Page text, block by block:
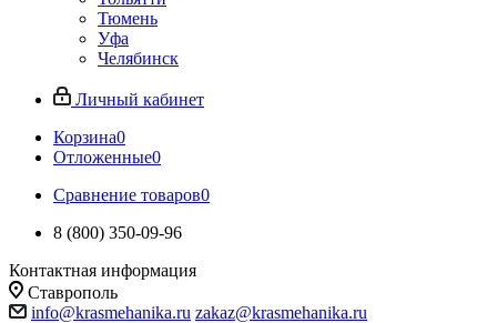
Тюмень
Уфа
Челябинск
Личный кабинет
Корзина0
Отложенные0
Сравнение товаров0
8 (800) 350-09-96
Контактная информация
Ставрополь
info@krasmehanika.ru zakaz@krasmehanika.ru